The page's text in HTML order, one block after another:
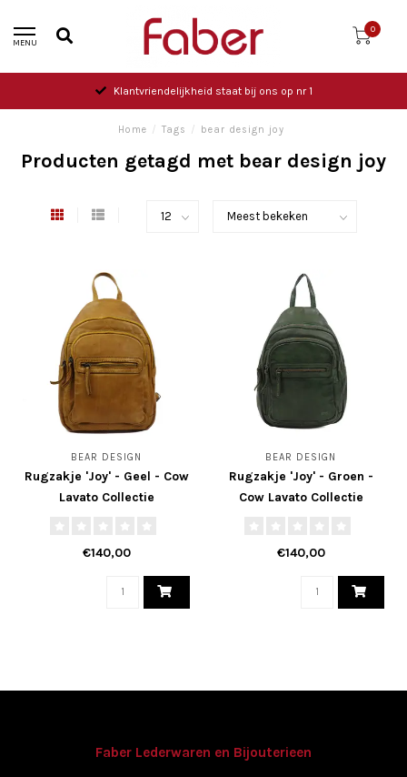
MENU
0
Klantvriendelijkheid staat bij ons op nr 1
Home / Tags / bear design joy
Producten getagd met bear design joy
BEAR DESIGN
Rugzakje 'Joy' - Geel - Cow
Lavato Collectie
€140,00
BEAR DESIGN
Rugzakje 'Joy' - Groen -
Cow Lavato Collectie
€140,00
Faber Lederwaren en Bijouterieen